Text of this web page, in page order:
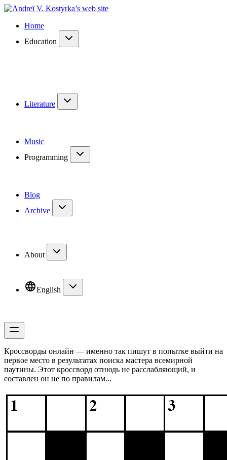
Home
Education
Literature
Music
Programming
Blog
Archive
About
English
Кроссворды онлайн — именно так пишут в попытке выйти на
первое место в результатах поиска мастера всемирной
паутины. Этот кроссворд отнюдь не расслабляющий, и
составлен он не по правилам...